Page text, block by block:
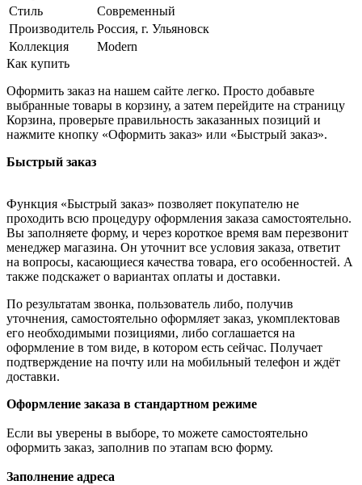
Стиль
Современный
Производитель Россия, г. Ульяновск
Коллекция
Modern
Как купить
Оформить заказ на нашем сайте легко. Просто добавьте
выбранные товары в корзину, а затем перейдите на страницу
Корзина, проверьте правильность заказанных позиций и
нажмите кнопку «Оформить заказ» или «Быстрый заказ».
Быстрый заказ
Функция «Быстрый заказ» позволяет покупателю не
проходить всю процедуру оформления заказа самостоятельно.
Вы заполняете форму, и через короткое время вам перезвонит
менеджер магазина. Он уточнит все условия заказа, ответит
на вопросы, касающиеся качества товара, его особенностей. А
также подскажет о вариантах оплаты и доставки.
По результатам звонка, пользователь либо, получив
уточнения, самостоятельно оформляет заказ, укомплектовав
его необходимыми позициями, либо соглашается на
оформление в том виде, в котором есть сейчас. Получает
подтверждение на почту или на мобильный телефон и ждёт
доставки.
Оформление заказа в стандартном режиме
Если вы уверены в выборе, то можете самостоятельно
оформить заказ, заполнив по этапам всю форму.
Заполнение адреса